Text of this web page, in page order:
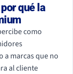
qué la
como
a marcas que no
al cliente